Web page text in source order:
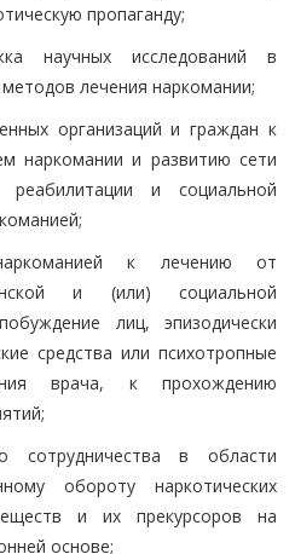
пропаганду;
научных исследований в
лечения наркомании;
организаций и граждан к
наркомании и развитию сети
реабилитации и социальной
к лечению от
и (или) социальной
лиц, эпизодически
средства или психотропные
врача, к прохождению
сотрудничества в области
обороту наркотических
и их прекурсоров на
основе;